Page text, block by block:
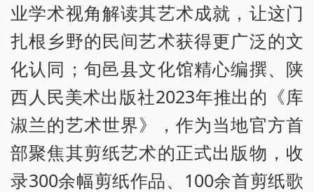
业学术视角解读其艺术成就，让这门
扎根乡野的民间艺术获得更广泛的文
化认同；旬邑县文化馆精心编撰、陕
西人民美术出版社2023年推出的《库
淑兰的艺术世界》，作为当地官方首
部聚焦其剪纸艺术的正式出版物，收
录300余幅剪纸作品、100余首剪纸歌